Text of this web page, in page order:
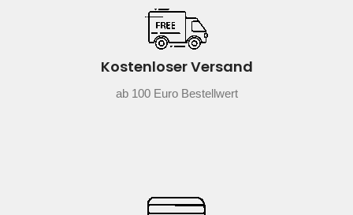
Kostenloser Versand
ab 100 Euro Bestellwert